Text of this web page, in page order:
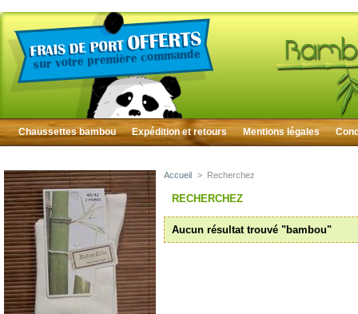
Chaussettes bambou Expédition et retours Mentions légales
Accueil > Recherchez
RECHERCHEZ
Aucun résultat trouvé "bambou"